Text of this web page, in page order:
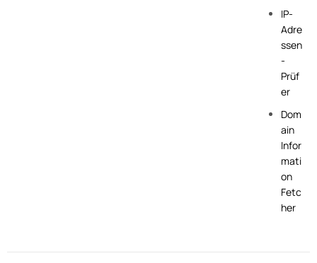
IP-
Adre
ssen
-
Prüf
er
Dom
ain
Infor
mati
on
Fetc
her